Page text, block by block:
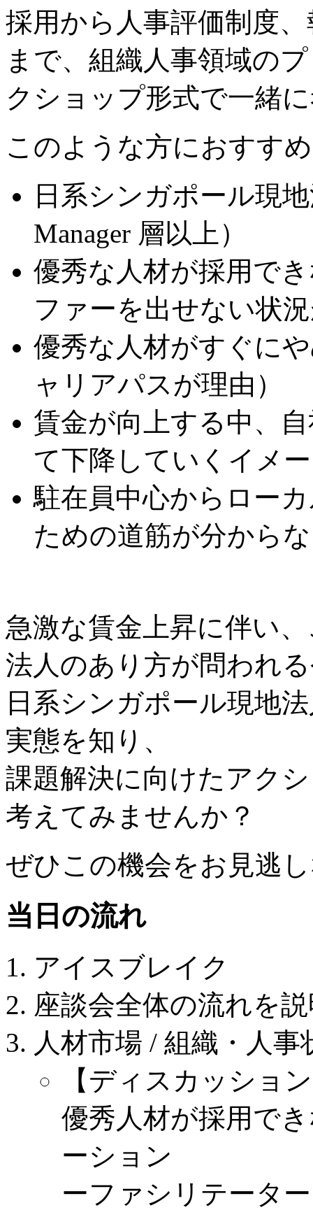
採用から人事評価制度
まで、組織人事領域の
クショップ形式で一緒
このような方におすす
日系シンガポール現
Manager 層以上）
優秀な人材が採用で
ファーを出せない状
優秀な人材がすぐに
ャリアパスが理由）
賃金が向上する中、
て下降していくイメ
駐在員中心からロー
ための道筋が分から
急激な賃金上昇に伴い
法人のあり方が問われ
日系シンガポール現地
実態を知り、
課題解決に向けたアク
考えてみませんか？
ぜひこの機会をお見逃
当日の流れ
アイスブレイク
座談会全体の流れを
人材市場 / 組織・人
【ディスカッショ
優秀人材が採用で
ーション
ーファシリテーター